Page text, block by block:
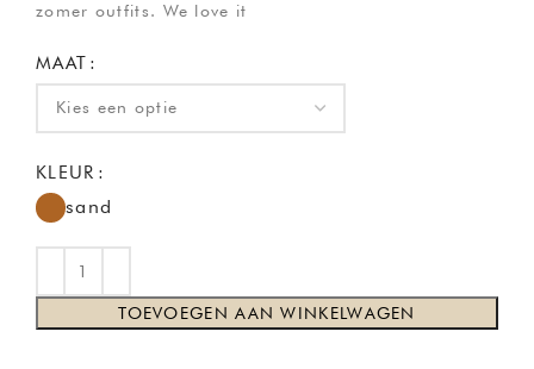
zomer outfits. We love it
MAAT
KLEUR
sand
TOEVOEGEN AAN WINKELWAGEN